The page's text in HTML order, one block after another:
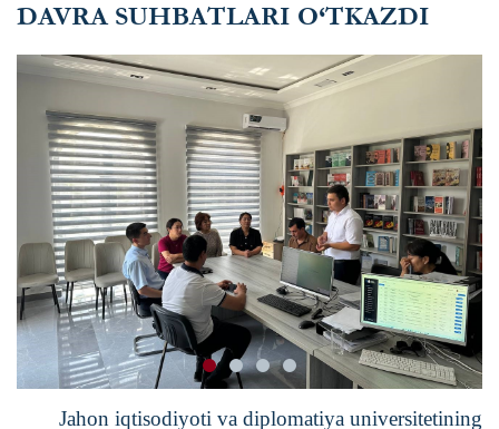
DAVRA SUHBATLARI O‘TKAZDI
Jahon iqtisodiyoti va diplomatiya universitetining